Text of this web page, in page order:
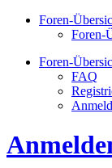
Foren-
Foren-
Foren-
FAQ